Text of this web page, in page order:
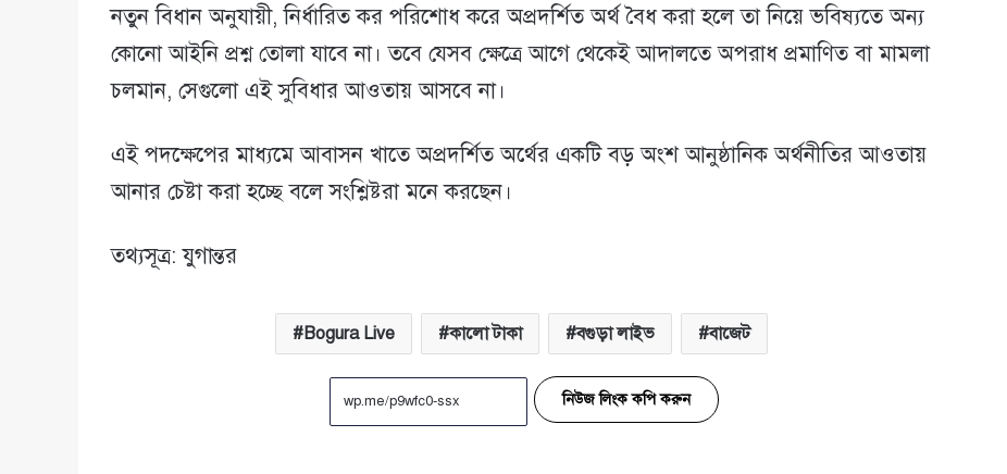
নতুন বিধান অনুযায়ী, নির্ধারিত কর পরিশোধ করে অপ্রদর্শিত অর্থ বৈধ করা হলে তা নিয়ে ভবিষ্যতে অন্য
কোনো আইনি প্রশ্ন তোলা যাবে না। তবে যেসব ক্ষেত্রে আগে থেকেই আদালতে অপরাধ প্রমাণিত বা মামলা
চলমান, সেগুলো এই সুবিধার আওতায় আসবে না।
এই পদক্ষেপের মাধ্যমে আবাসন খাতে অপ্রদর্শিত অর্থের একটি বড় অংশ আনুষ্ঠানিক অর্থনীতির আওতায়
আনার চেষ্টা করা হচ্ছে বলে সংশ্লিষ্টরা মনে করছেন।
তথ্যসূত্র: যুগান্তর
Bogura Live কালো টাকা বগুড়া লাইভ বাজেট
নিউজ লিংক কপি করুন